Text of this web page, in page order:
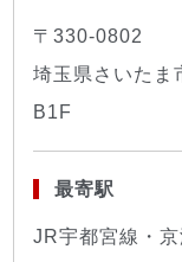
〒330-0802
埼玉県さいたま
B1F
最寄駅
JR宇都宮線・